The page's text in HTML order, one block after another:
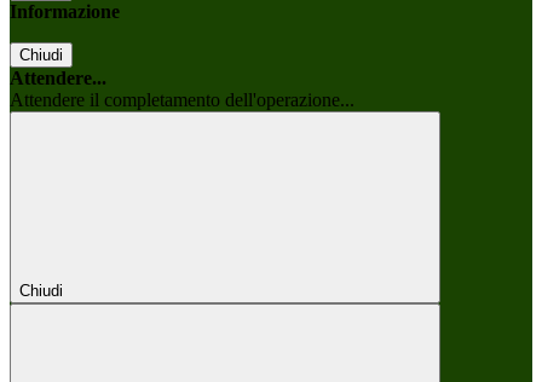
Informazione
Chiudi
Attendere...
Attendere il completamento dell'operazione...
Chiudi